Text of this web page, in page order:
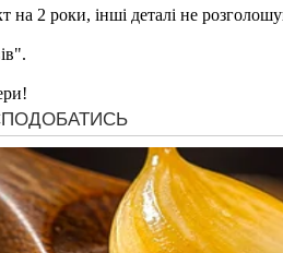
на 2 роки, інші деталі не